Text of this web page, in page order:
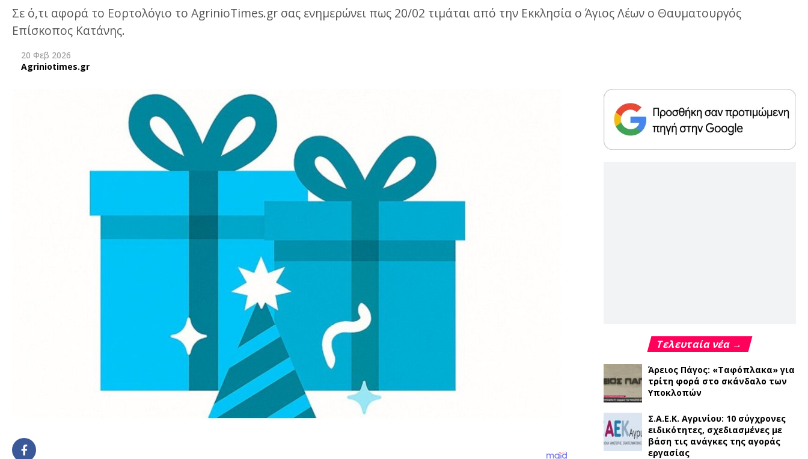
Σε ό,τι αφορά το Εορτολόγιο το AgrinioTimes.gr σας ενημερώνει πως 20/02 τιμάται από την Εκκλησία ο Άγιος Λέων ο Θαυματουργός
Επίσκοπος Κατάνης.
20 Φεβ 2026
Agriniotimes.gr
Τελευταία νέα →
Άρειος Πάγος: «Ταφόπλακα» για
τρίτη φορά στο σκάνδαλο των
Υποκλοπών
Σ.Α.Ε.Κ. Αγρινίου: 10 σύγχρονες
ειδικότητες, σχεδιασμένες με
βάση τις ανάγκες της αγοράς
εργασίας